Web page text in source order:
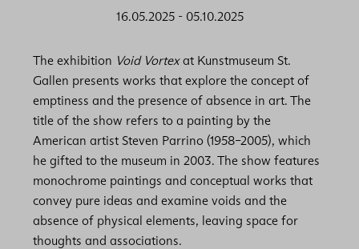
16.05.2025- 05.10.2025
The exhibition Void Vortexat Kunstmuseum St.
Gallen presents works that explore the concept of
emptiness and the presence of absence in art. The
title of the show refers to a painting by the
American artist Steven Parrino (1958–2005), which
he gifted to the museum in 2003. The show features
mono­chrome paintings and conceptual works that
convey pure ideas and examine voids and the
absence of physical elements, leaving space for
thoughts and associations.